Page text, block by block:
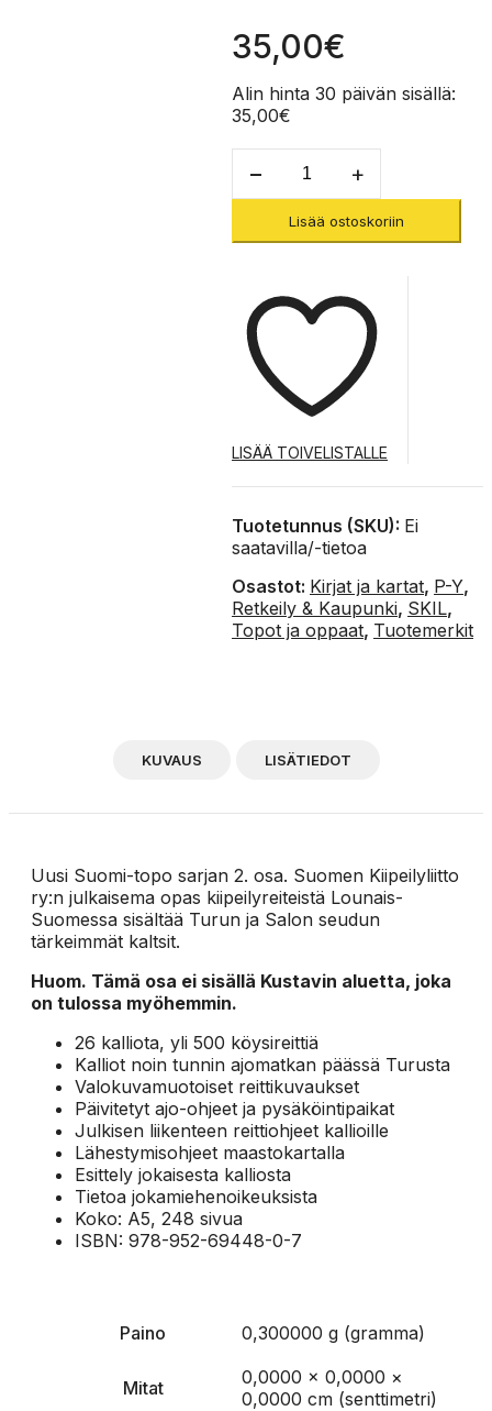
35,00€
Alin hinta 30 päivän sisällä:
35,00€
Lounais-
Suomi
Topokirja
9789526944807
määrä
Lisää ostoskoriin
LISÄÄ TOIVELISTALLE
Tuotetunnus (SKU): Ei
saatavilla/-tietoa
Osastot: Kirjat ja kartat, P-Y,
Retkeily & Kaupunki, SKIL,
Topot ja oppaat, Tuotemerkit
KUVAUS LISÄTIEDOT
Uusi Suomi-topo sarjan 2. osa. Suomen Kiipeilyliitto
ry:n julkaisema opas kiipeilyreiteistä Lounais-
Suomessa sisältää Turun ja Salon seudun
tärkeimmät kaltsit.
Huom. Tämä osa ei sisällä Kustavin aluetta, joka
on tulossa myöhemmin.
26 kalliota, yli 500 köysireittiä
Kalliot noin tunnin ajomatkan päässä Turusta
Valokuvamuotoiset reittikuvaukset
Päivitetyt ajo-ohjeet ja pysäköintipaikat
Julkisen liikenteen reittiohjeet kallioille
Lähestymisohjeet maastokartalla
Esittely jokaisesta kalliosta
Tietoa jokamiehenoikeuksista
Koko: A5, 248 sivua
ISBN: 978-952-69448-0-7
Paino 0,300000 g (gramma)
Mitat
0,0000 × 0,0000 ×
0,0000 cm (senttimetri)